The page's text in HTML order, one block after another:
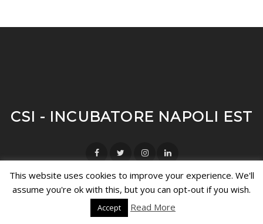
CSI - INCUBATORE NAPOLI EST
INIZIATIVA IDEATA DAL COMUNE DI NAPOLI A VALERE SULLA LEGGE
266/97 GESTITA DAL MINISTERO DELLO SVILUPPO ECONOMICO ::
This website uses cookies to improve your experience. We'll
assume you're ok with this, but you can opt-out if you wish.
Accept Read More